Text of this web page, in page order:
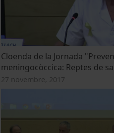
Cloenda de la Jornada
meningocòccica: Reptes de
27 novembre, 2017